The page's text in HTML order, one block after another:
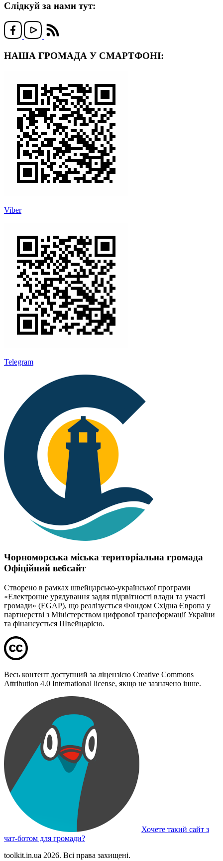
Слідкуй за нами тут:
НАША ГРОМАДА У СМАРТФОНІ:
Viber
Telegram
Чорноморська міська територіальна громада
Офіційний вебсайт
Створено в рамках швейцарсько-української програми
«Електронне урядування задля підзвітності влади та участі
громади» (EGAP), що реалізується Фондом Східна Європа у
партнерстві з Міністерством цифрової трансформації України
та фінансується Швейцарією.
Весь контент доступний за ліцензією Creative Commons
Attribution 4.0 International license, якщо не зазначено інше.
Хочете такий сайт з
чат-ботом для громади?
toolkit.in.ua 2026. Всі права захищені.